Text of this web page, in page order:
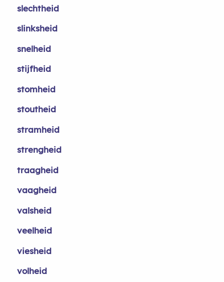
slechtheid
slinksheid
snelheid
stijfheid
stomheid
stoutheid
stramheid
strengheid
traagheid
vaagheid
valsheid
veelheid
viesheid
volheid